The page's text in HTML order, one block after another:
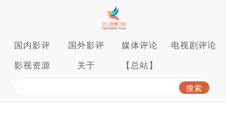
国内影评 国外影评 媒体评论 电视剧评论
影视资源 关于 【总站】